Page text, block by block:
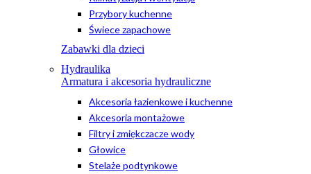
Przybory kuchenne
Świece zapachowe
Zabawki dla dzieci
Hydraulika
Armatura i akcesoria hydrauliczne
Akcesoria łazienkowe i kuchenne
Akcesoria montażowe
Filtry i zmiękczacze wody
Głowice
Stelaże podtynkowe